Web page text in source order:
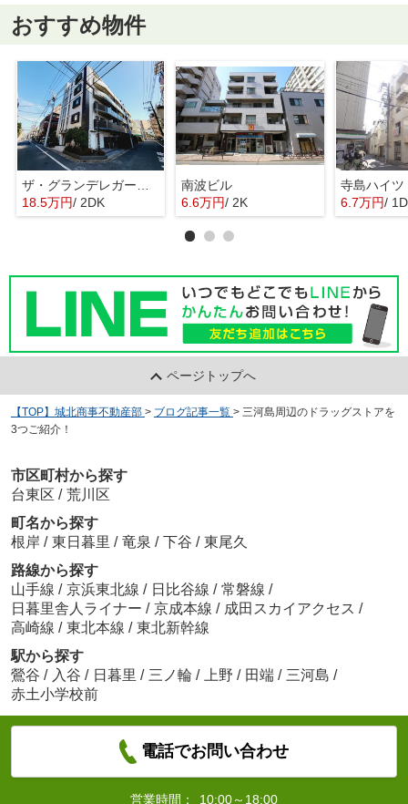
おすすめ物件
18.5万円/ 2DK
南波ビル
6.6万円/ 2K
寺島ハイツ
6.7万円/
ページトップへ
【TOP】城北商事不動産部 > ブログ記事一覧 > 三河島周辺のドラッグストアを
3つご紹介！
市区町村から探す
台東区 / 荒川区
町名から探す
根岸 / 東日暮里 / 竜泉 / 下谷 / 東尾久
路線から探す
山手線 / 京浜東北線 / 日比谷線 / 常磐線 /
日暮里舎人ライナー / 京成本線 / 成田スカイアクセス /
高崎線 / 東北本線 / 東北新幹線
駅から探す
鶯谷 / 入谷 / 日暮里 / 三ノ輪 / 上野 / 田端 / 三河島 /
赤土小学校前
電話でお問い合わせ
営業時間： 10:00～18:00